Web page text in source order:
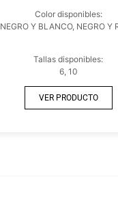
Color disponibles:
NEGRO Y BLANCO, NEGRO Y
Tallas disponibles:
6, 10
VER PRODUCTO